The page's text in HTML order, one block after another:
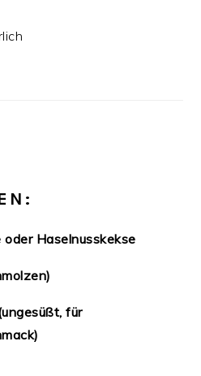
Haselnusskekse
für